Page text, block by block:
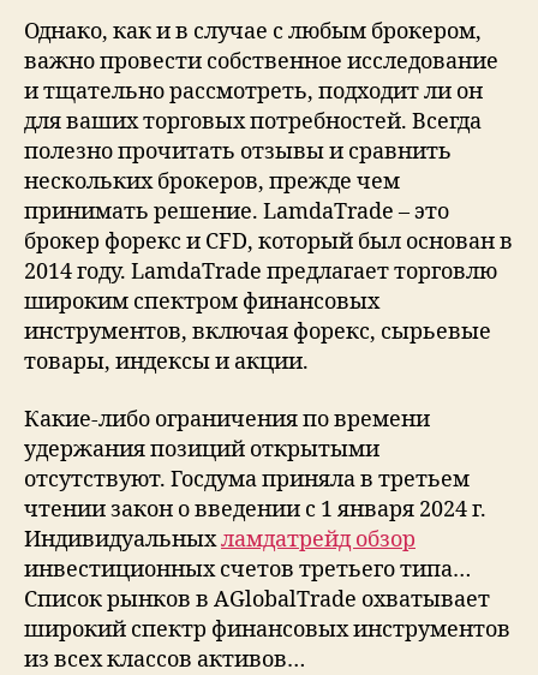
Однако, как и в случае с любым брокером,
важно провести собственное исследование
и тщательно рассмотреть, подходит ли он
для ваших торговых потребностей. Всегда
полезно прочитать отзывы и сравнить
нескольких брокеров, прежде чем
принимать решение. LamdaTrade – это
брокер форекс и CFD, который был основан в
2014 году. LamdaTrade предлагает торговлю
широким спектром финансовых
инструментов, включая форекс, сырьевые
товары, индексы и акции.
Какие-либо ограничения по времени
удержания позиций открытыми
отсутствуют. Госдума приняла в третьем
чтении закон о введении с 1 января 2024 г.
Индивидуальныхламдатрейд обзор
инвестиционных счетов третьего типа…
Список рынков в AGlobalTrade охватывает
широкий спектр финансовых инструментов
из всех классов активов…